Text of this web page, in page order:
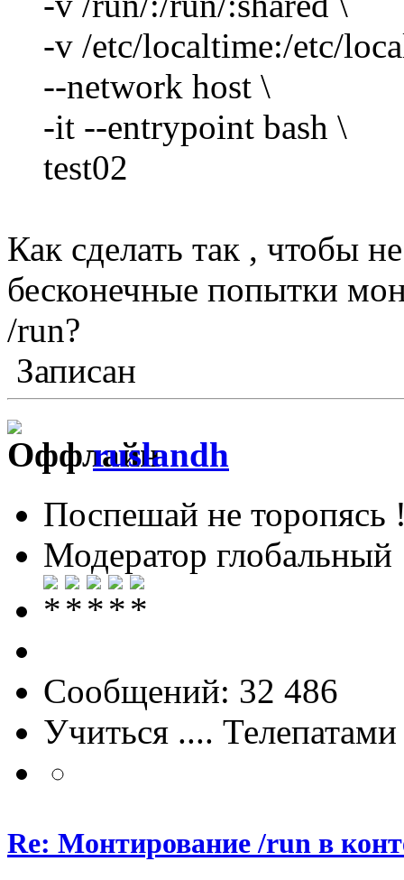
-v /etc/localtime:/etc/
--network host \
-it --entrypoint bash \
test02
Как сделать так , чтобы
бесконечные попытки
/run?
Записан
ruslandh
Поспешай не торопясь
Модератор глобальный
Сообщений: 32 486
Учиться ....
Re: Монтирование /run в